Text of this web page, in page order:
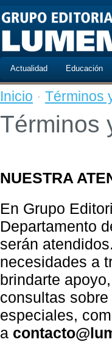
Actualidad Educación
Inicio · Términos
Términos
NUESTRA
En Grupo
Departamento
serán
necesidades a
brindarte
consultas
especiales,
a